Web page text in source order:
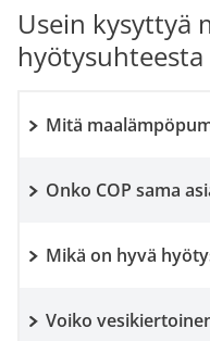
Usein kysyttyä
hyötysuhteesta
Mitä
Onko COP sama
Mikä on hyvä
Voiko